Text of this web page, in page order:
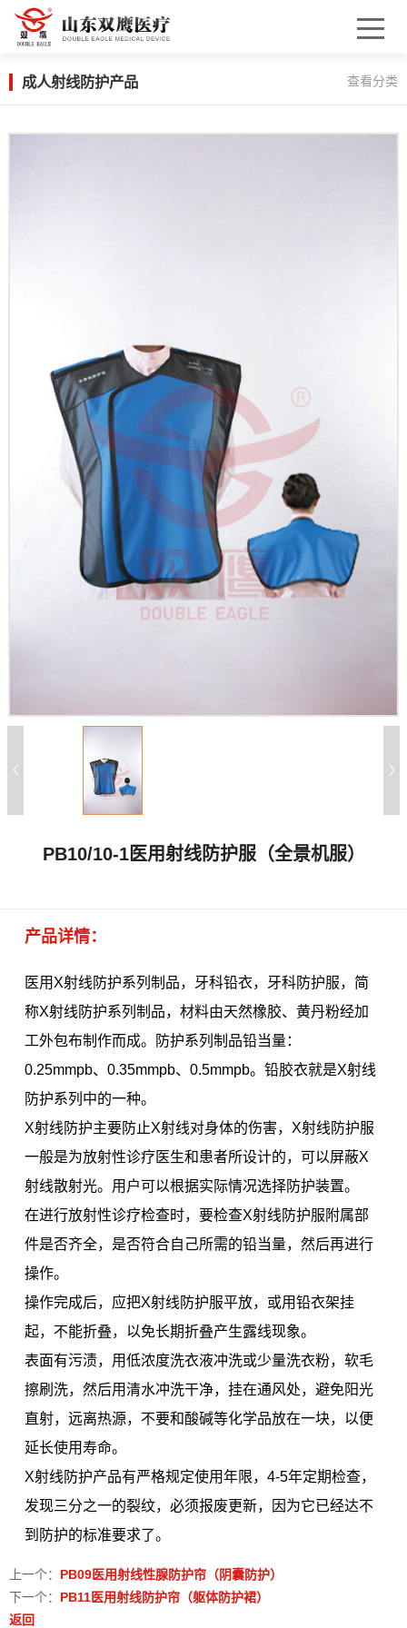
成人射线防护产品 查看分类
PB10/10-1医用射线防护服（全景机服）
产品详情：
医用X射线防护系列制品，牙科铅衣，牙科防护服，简
称X射线防护系列制品，材料由天然橡胶、黄丹粉经加
工外包布制作而成。防护系列制品铅当量：
0.25mmpb、0.35mmpb、0.5mmpb。铅胶衣就是X射线
防护系列中的一种。
X射线防护主要防止X射线对身体的伤害，X射线防护服
一般是为放射性诊疗医生和患者所设计的，可以屏蔽X
射线散射光。用户可以根据实际情况选择防护装置。
在进行放射性诊疗检查时，要检查X射线防护服附属部
件是否齐全，是否符合自己所需的铅当量，然后再进行
操作。
操作完成后，应把X射线防护服平放，或用铅衣架挂
起，不能折叠，以免长期折叠产生露线现象。
表面有污渍，用低浓度洗衣液冲洗或少量洗衣粉，软毛
擦刷洗，然后用清水冲洗干净，挂在通风处，避免阳光
直射，远离热源，不要和酸碱等化学品放在一块，以便
延长使用寿命。
X射线防护产品有严格规定使用年限，4-5年定期检查，
发现三分之一的裂纹，必须报废更新，因为它已经达不
到防护的标准要求了。
上一个： PB09医用射线性腺防护帘（阴囊防护）
下一个： PB11医用射线防护帘（躯体防护裙）
返回
扫描微信二维码